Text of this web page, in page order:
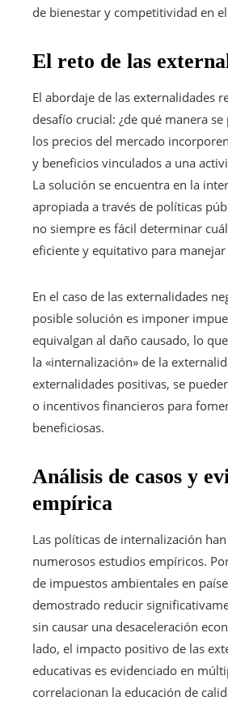
de bienestar y competitividad en
El reto de las
El abordaje de las externalidades
desafío crucial: ¿de qué manera
los precios del mercado
y beneficios vinculados a una
La solución se encuentra en la
apropiada a través de políticas
no siempre es fácil determinar
eficiente y equitativo para manejar
En el caso de las externalidades
posible solución es imponer
equivalgan al daño causado, lo
la «internalización» de la
externalidades positivas, se
o incentivos financieros para
beneficiosas.
Análisis de casos y
empírica
Las políticas de internalización
numerosos estudios empíricos.
de impuestos ambientales en
demostrado reducir
sin causar una desaceleración
lado, el impacto positivo de las
educativas es evidenciado en
correlacionan la educación de